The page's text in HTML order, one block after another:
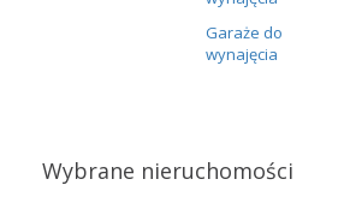
Garaże do
wynajęcia
Wybrane nieruchomości